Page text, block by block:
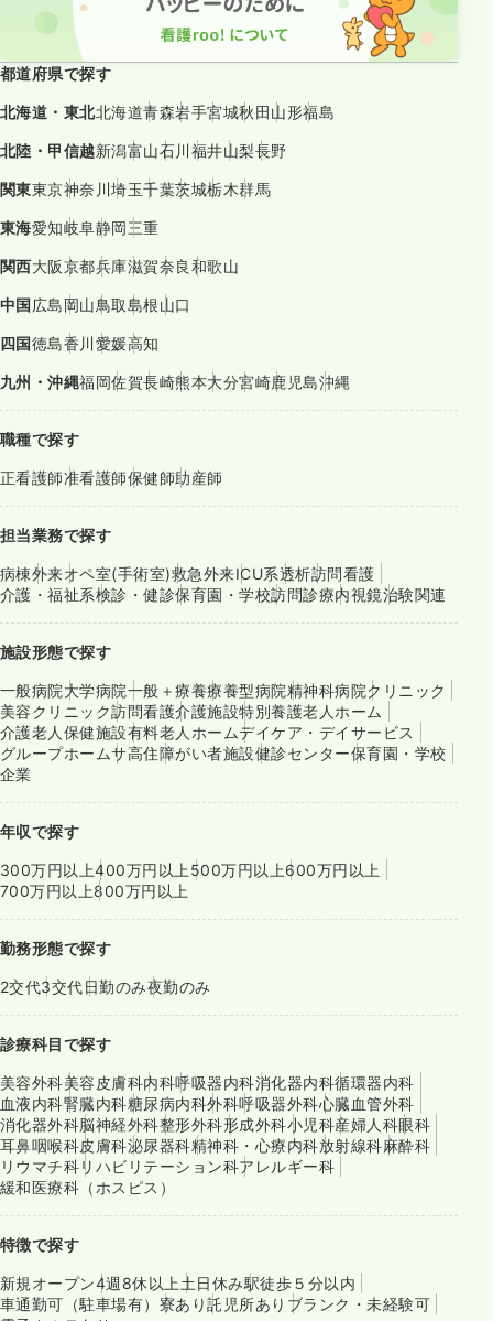
都道府県で探す
北海道・東北北海道青森岩手宮城秋田山形福島
北陸・甲信越新潟富山石川福井山梨長野
関東東京神奈川埼玉千葉茨城栃木群馬
東海愛知岐阜静岡三重
関西大阪京都兵庫滋賀奈良和歌山
中国広島岡山鳥取島根山口
四国徳島香川愛媛高知
九州・沖縄福岡佐賀長崎熊本大分宮崎鹿児島沖縄
職種で探す
正看護師准看護師保健師助産師
担当業務で探す
病棟外来オペ室(手術室)救急外来ICU系透析訪問看護
介護・福祉系検診・健診保育園・学校訪問診療内視鏡治験関連
施設形態で探す
一般病院大学病院一般＋療養療養型病院精神科病院クリニック
美容クリニック訪問看護介護施設特別養護老人ホーム
介護老人保健施設有料老人ホームデイケア・デイサービス
グループホームサ高住障がい者施設健診センター保育園・学校
企業
年収で探す
300万円以上400万円以上 500万円以上600万円以上
700万円以上800万円以上
勤務形態で探す
2交代3交代日勤のみ夜勤のみ
診療科目で探す
美容外科美容皮膚科内科呼吸器内科消化器内科循環器内科
血液内科腎臓内科糖尿病内科外科呼吸器外科心臓血管外科
消化器外科脳神経外科整形外科形成外科小児科産婦人科眼科
耳鼻咽喉科皮膚科泌尿器科精神科・心療内科放射線科麻酔科
リウマチ科リハビリテーション科アレルギー科
緩和医療科（ホスピス）
特徴で探す
新規オープン4週8休以上 土日休み駅徒歩５分以内
車通勤可（駐車場有） 寮あり託児所あり ブランク・未経験可